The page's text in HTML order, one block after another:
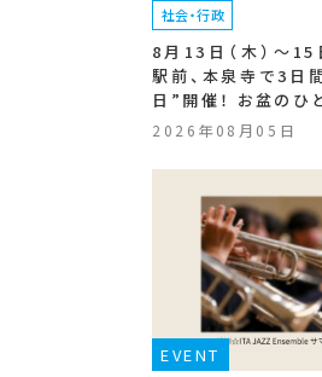
社会・行政
8月13日（木）〜15
駅前、本泉寺で3日
日”開催！ お盆のひ
2026年08月05日
EVENT